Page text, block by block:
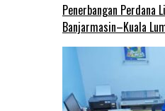
Penerbangan Perdana
Banjarmasin–Kuala